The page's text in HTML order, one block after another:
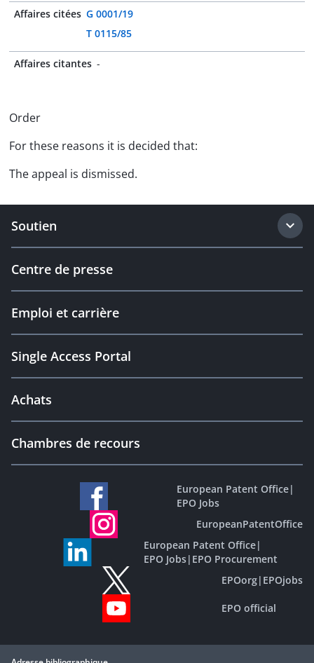
Affaires citées G 0001/19
T 0115/85
Affaires citantes -
Order
For these reasons it is decided that:
The appeal is dismissed.
Soutien
Centre de presse
Emploi et carrière
Single Access Portal
Achats
Chambres de recours
European Patent Office|
EPO Jobs
EuropeanPatentOffice
European Patent Office|
EPO Jobs| EPO Procurement
EPOorg| EPOjobs
EPO official